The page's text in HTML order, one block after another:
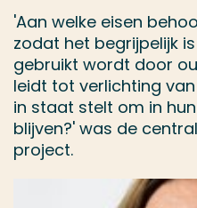
'Aan welke eisen
zodat het begrijpelijk
gebruikt wordt door
leidt tot verlichting
in staat stelt om in
blijven?' was de
project.